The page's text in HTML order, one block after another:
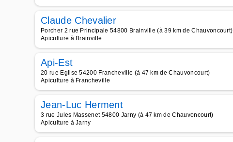
Claude Chevalier
Porcher 2 rue Principale 54800 Brainville (à 39 km de Chauvoncourt)
Apiculture à Brainville
Api-Est
20 rue Eglise 54200 Francheville (à 47 km de Chauvoncourt)
Apiculture à Francheville
Jean-Luc Herment
3 rue Jules Massenet 54800 Jarny (à 47 km de Chauvoncourt)
Apiculture à Jarny